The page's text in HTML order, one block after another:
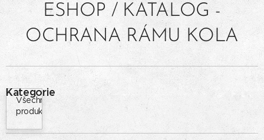
ESHOP / KATALOG -
OCHRANA RÁMU KOLA
Kategorie
Všechny
produkty